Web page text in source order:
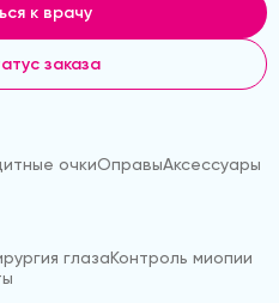
к врачу
заказа
очкиОправыАксессуары
глазаКонтроль миопии